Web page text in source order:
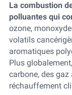
La combustion
polluantes qui
ozone,
volatils
aromatiques
Plus
carbone, des gaz
réchauffement